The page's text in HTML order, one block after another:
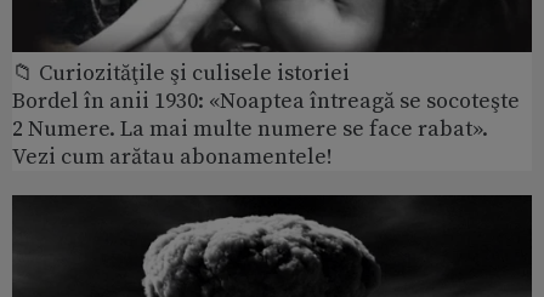
📁 Curiozităţile şi culisele istoriei
Bordel în anii 1930: «Noaptea întreagă se socoteşte
2 Numere. La mai multe numere se face rabat».
Vezi cum arătau abonamentele!